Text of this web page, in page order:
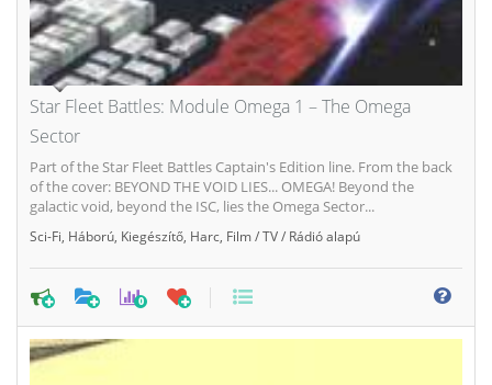
Star Fleet Battles: Module Omega 1 – The Omega
Sector
Part of the Star Fleet Battles Captain's Edition line. From the back
of the cover: BEYOND THE VOID LIES... OMEGA! Beyond the
galactic void, beyond the ISC, lies the Omega Sector...
Sci-Fi Háború Kiegészítő Harc Film / TV / Rádió alapú
0